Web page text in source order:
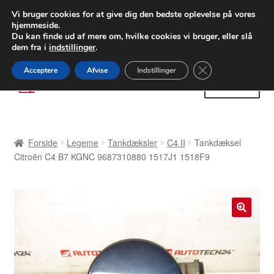
LEVERING fra 55 kr.
FEDEX verdensomspændende forsendelse
80 82 72 02
Spring
til
Spring
til
Betalinger
Klageprocedure
Forside Legeme Tankdæksler C4 II
Tankdæksel
Citroën C4 B7 KGNC 9687310880 1517J1 1518F9
Vi bruger cookies for at give dig den bedste oplevelse på vores
hjemmeside.
Du kan finde ud af mere om, hvilke cookies vi bruger, eller slå
dem fra i indstillinger.
Acceptere Afvise Indstillinger Close GDPR